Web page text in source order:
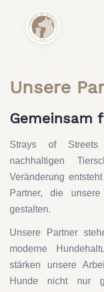
Unsere
Gemeinsam
Strays of Streets
nachhaltigen
Veränderung
Partner, die
gestalten.
Unsere Partner
moderne
stärken unsere
Hunde nicht nur